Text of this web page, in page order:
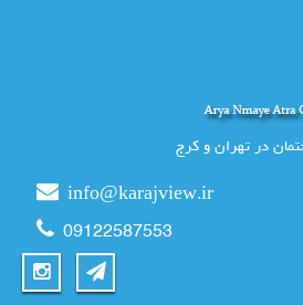
در تهران و کرج
info@karajview.ir
09122587553